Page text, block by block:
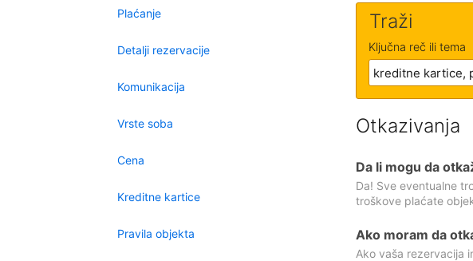
Plaćanje
Detalji rezervacije
Komunikacija
Vrste soba
Cena
Kreditne kartice
Pravila objekta
Traži
Ključna reč ili tema
Otkazivanja
Da li mogu da
Da! Sve eventualne
troškove plaćate
Ako moram da
Ako vaša rezervacija